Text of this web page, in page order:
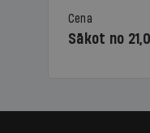
Cena
Sākot no